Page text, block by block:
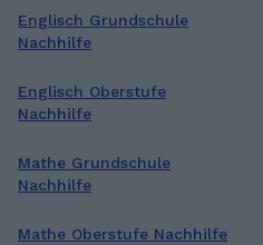
Englisch Grundschule
Nachhilfe
Englisch Oberstufe
Nachhilfe
Mathe Grundschule
Nachhilfe
Mathe Oberstufe Nachhilfe